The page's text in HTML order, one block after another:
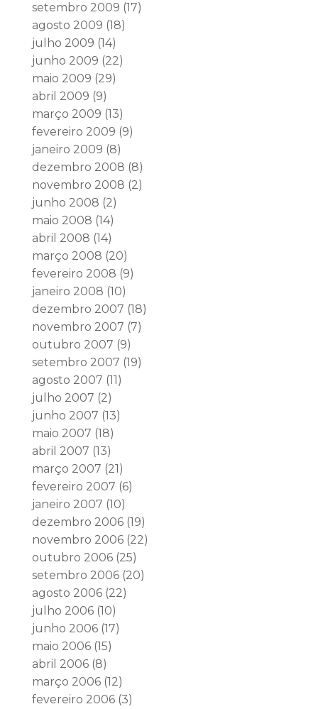
setembro 2009 (17)
agosto 2009 (18)
julho 2009 (14)
junho 2009 (22)
maio 2009 (29)
abril 2009 (9)
março 2009 (13)
fevereiro 2009 (9)
janeiro 2009 (8)
dezembro 2008 (8)
novembro 2008 (2)
junho 2008 (2)
maio 2008 (14)
abril 2008 (14)
março 2008 (20)
fevereiro 2008 (9)
janeiro 2008 (10)
dezembro 2007 (18)
novembro 2007 (7)
outubro 2007 (9)
setembro 2007 (19)
agosto 2007 (11)
julho 2007 (2)
junho 2007 (13)
maio 2007 (18)
abril 2007 (13)
março 2007 (21)
fevereiro 2007 (6)
janeiro 2007 (10)
dezembro 2006(19)
novembro 2006(22)
outubro 2006(25)
setembro 2006(20)
agosto 2006(22)
julho 2006(10)
junho 2006(17)
maio 2006(15)
abril 2006(8)
março 2006(12)
fevereiro 2006(3)